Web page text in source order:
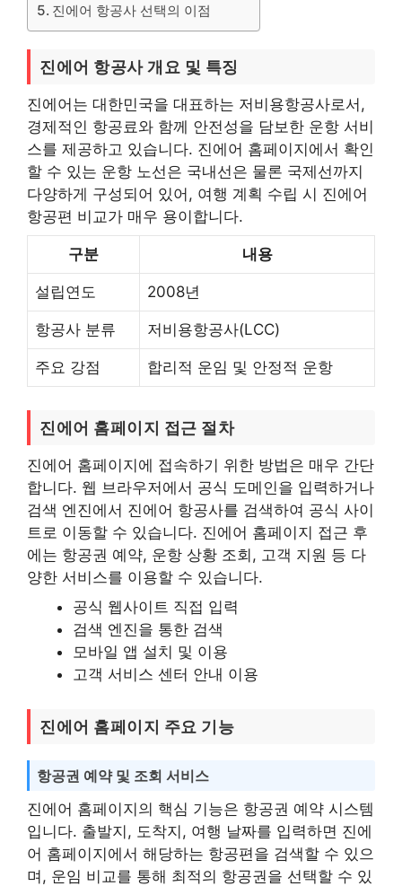
진에어 항공사 선택의 이점
진에어 항공사 개요 및 특징
진에어는 대한민국을 대표하는 저비용항공사로서,
경제적인 항공료와 함께 안전성을 담보한 운항 서비
스를 제공하고 있습니다. 진에어 홈페이지에서 확인
할 수 있는 운항 노선은 국내선은 물론 국제선까지
다양하게 구성되어 있어, 여행 계획 수립 시 진에어
항공편 비교가 매우 용이합니다.
구분 내용
설립연도 2008년
항공사 분류 저비용항공사(LCC)
주요 강점 합리적 운임 및 안정적 운항
진에어 홈페이지 접근 절차
진에어 홈페이지에 접속하기 위한 방법은 매우 간단
합니다. 웹 브라우저에서 공식 도메인을 입력하거나
검색 엔진에서 진에어 항공사를 검색하여 공식 사이
트로 이동할 수 있습니다. 진에어 홈페이지 접근 후
에는 항공권 예약, 운항 상황 조회, 고객 지원 등 다
양한 서비스를 이용할 수 있습니다.
공식 웹사이트 직접 입력
검색 엔진을 통한 검색
모바일 앱 설치 및 이용
고객 서비스 센터 안내 이용
진에어 홈페이지 주요 기능
항공권 예약 및 조회 서비스
진에어 홈페이지의 핵심 기능은 항공권 예약 시스템
입니다. 출발지, 도착지, 여행 날짜를 입력하면 진에
어 홈페이지에서 해당하는 항공편을 검색할 수 있으
며, 운임 비교를 통해 최적의 항공권을 선택할 수 있